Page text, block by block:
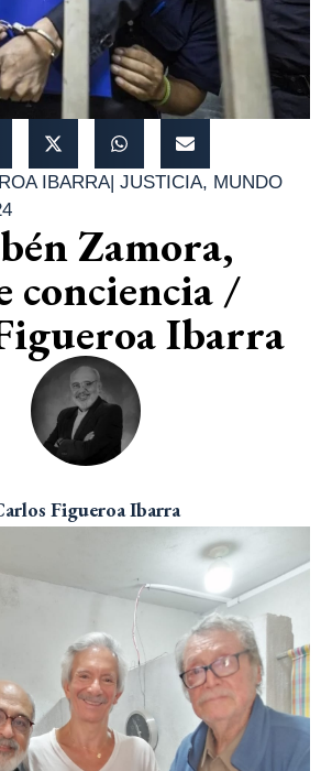
IBARRA| JUSTICIA, MUNDO
Zamora,
conciencia /
Ibarra
Figueroa Ibarra